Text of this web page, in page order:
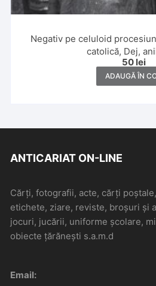
Negativ pe celuloid
catolică, Dej,
50 lei
ADAUGĂ ÎN
ANTICARIAT ON-LINE
Cărți, fotografii, acte, cărți
etichete, ziare, reviste, broșuri și
jocuri, jucării, uniforme școlare,
obiecte țărănești s.a.m.d
Email: